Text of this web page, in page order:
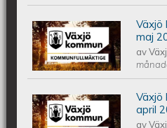
Växjös
2025
Växjö
maj
av
Växjös
Växjö
april
av